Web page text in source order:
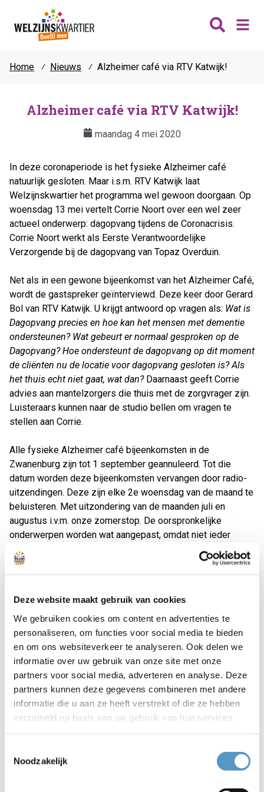
Deze website maakt gebruik van cookies
We gebruiken cookies om content en advertenties te
personaliseren, om functies voor social media te bieden
en om ons websiteverkeer te analyseren. Ook delen we
informatie over uw gebruik van onze site met onze
partners voor social media, adverteren en analyse. Deze
partners kunnen deze gegevens combineren met andere
informatie die u aan ze heeft verstrekt of die ze hebben
verzameld op basis van uw gebruik van hun services.
Noodzakelijk
Katwijk
Hillegom
Lisse
Teylingen
Jongeren
Vrijwilligers
Fit & vitaal
Mantelzorg
Verhuur
Home ⁄ Nieuws ⁄ Alzheimer café via RTV Katwijk!
Alzheimer café via RTV Katwijk!
maandag 4 mei 2020
In deze coronaperiode is het fysieke Alzheimer café
natuurlijk gesloten. Maar i.s.m. RTV Katwijk laat
Welzijnskwartier het programma wel gewoon doorgaan. Op
woensdag 13 mei vertelt Corrie Noort over een wel zeer
actueel onderwerp: dagopvang tijdens de Coronacrisis.
Corrie Noort werkt als Eerste Verantwoordelijke
Verzorgende bij de dagopvang van Topaz Overduin.
Net als in een gewone bijeenkomst van het Alzheimer Café,
wordt de gastspreker geïnterviewd. Deze keer door Gerard
Bol van RTV Katwijk. U krijgt antwoord op vragen als: Wat is
Dagopvang precies en hoe kan het mensen met dementie
ondersteunen? Wat gebeurt er normaal gesproken op de
Dagopvang? Hoe ondersteunt de dagopvang op dit moment
de cliënten nu de locatie voor dagopvang gesloten is? Als
het thuis echt niet gaat, wat dan? Daarnaast geeft Corrie
advies aan mantelzorgers die thuis met de zorgvrager zijn.
Luisteraars kunnen naar de studio bellen om vragen te
stellen aan Corrie.
Alle fysieke Alzheimer café bijeenkomsten in de
Zwanenburg zijn tot 1 september geannuleerd. Tot die
datum worden deze bijeenkomsten vervangen door radio-
uitzendingen. Deze zijn elke 2e woensdag van de maand te
beluisteren. Met uitzondering van de maanden juli en
augustus i.v.m. onze zomerstop. De oorspronkelijke
onderwerpen worden wat aangepast, omdat niet ieder
onderwerp zich goed leent voor de radio. Na de zomer
hoopt Welzijnskwartier de normale routine weer op te
pakken
1 op de 5 mensen krijgt dementie
Daarom heeft ook Katwijk een Alzheimer , waar maandelijks
een prangend onderwerp wordt besproken. Het Alzheimer
Café is een samenwerkingsverband tussen Alzheimer
Nederland, Curadomi, DSV, Buurtzorg, Topaz, Marente en
het Welzijnskwartier.
Voor wie: Mensen met dementie en hun partner, kinderen,
familie, buren, vrienden en andere belangstellenden
Tijd: programma 18.00 - 19.00 uur
radio: Ether Radio – 106.8 FM, Ziggo Analoog – 88.1 FM,